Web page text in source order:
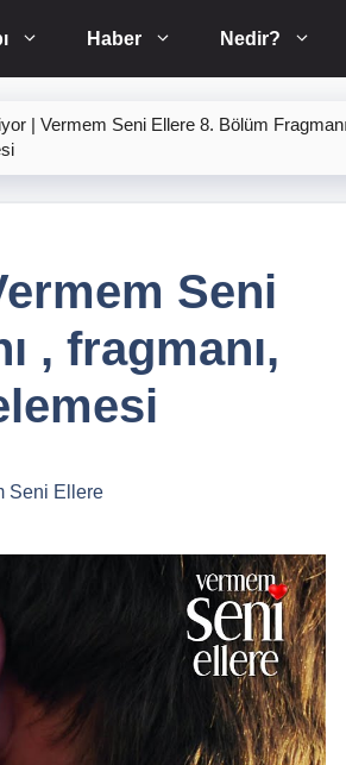
Haber Nedir?
| Vermem Seni Ellere 8. Bölüm
Seni
, fragmanı,
Seni Ellere